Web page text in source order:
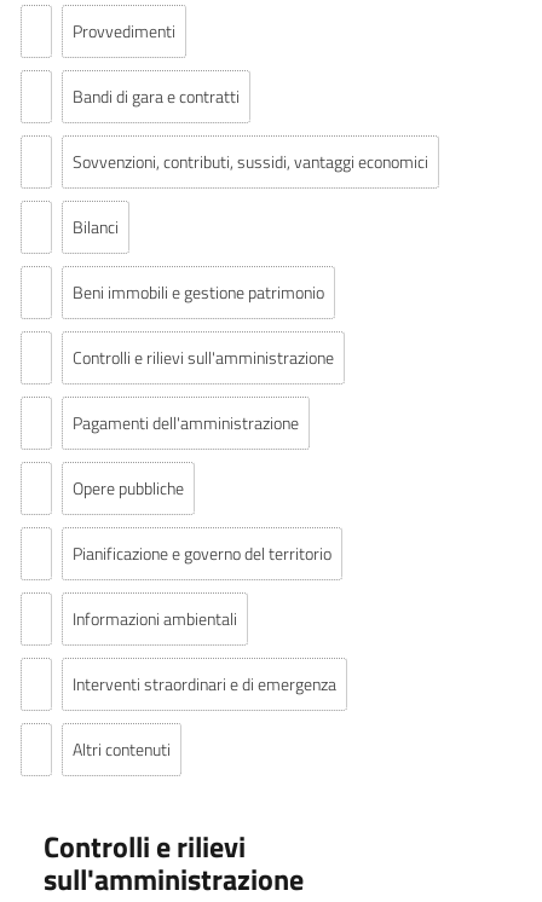
Provvedimenti
Bandi di gara e contratti
Sovvenzioni, contributi, sussidi, vantaggi economici
Bilanci
Beni immobili e gestione patrimonio
Controlli e rilievi sull'amministrazione
Pagamenti dell'amministrazione
Opere pubbliche
Pianificazione e governo del territorio
Informazioni ambientali
Interventi straordinari e di emergenza
Altri contenuti
Controlli e rilievi
sull'amministrazione